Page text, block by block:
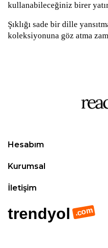
kullanabileceğiniz birer
Şıklığı sade bir dille
koleksiyonuna göz atma
Hesabım
Kurumsal
İletişim
trendyol .com